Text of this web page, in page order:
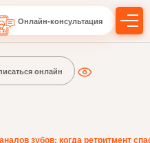
Онлайн-консультация
онлайн
зубов: когда ретритмент